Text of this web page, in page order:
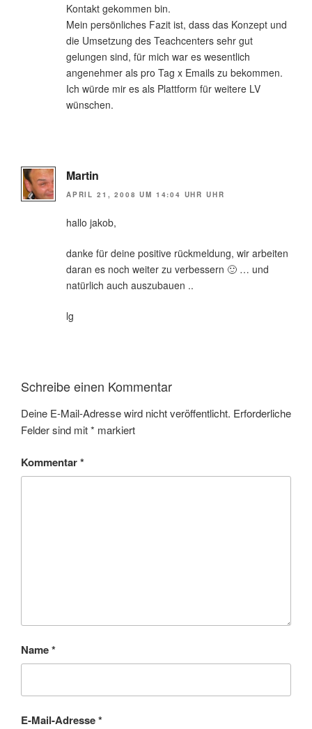
Kontakt gekommen bin.
Mein persönliches Fazit ist, dass das Konzept und
die Umsetzung des Teachcenters sehr gut
gelungen sind, für mich war es wesentlich
angenehmer als pro Tag x Emails zu bekommen.
Ich würde mir es als Plattform für weitere LV
wünschen.
Martin
APRIL 21, 2008 UM 14:04 UHR UHR
hallo jakob,
danke für deine positive rückmeldung, wir arbeiten
daran es noch weiter zu verbessern 🙂 … und
natürlich auch auszubauen ..
lg
Schreibe einen Kommentar
Deine E-Mail-Adresse wird nicht veröffentlicht. Erforderliche
Felder sind mit* markiert
Kommentar*
Name*
E-Mail-Adresse*